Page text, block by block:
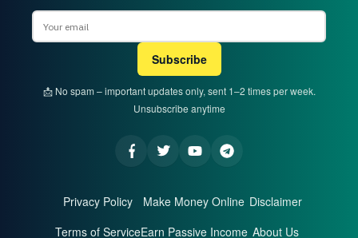
Subscribe
📩 No spam – important updates only, sent 1–2 times per week.
Unsubscribe anytime
Privacy Policy
Terms of Service
Make Money Online
Earn Passive Income
Disclaimer
About Us